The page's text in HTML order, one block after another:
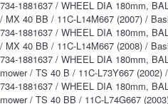
734-1881637 / WHEEL DIA 180mm,
/ MX 40 BB / 11C-L14M667 (2007) /
734-1881637 / WHEEL DIA 180mm,
/ MX 40 BB / 11C-L14M667 (2008) /
734-1881637 / WHEEL DIA 180mm,
mower / TS 40 B / 11C-L73Y667 (2002)
734-1881637 / WHEEL DIA 180mm,
mower / TS 40 BB / 11C-L74G667